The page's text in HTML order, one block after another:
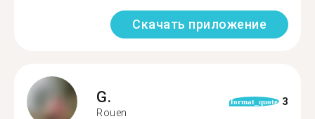
Скачать приложение
G.
Rouen
format_quote 3